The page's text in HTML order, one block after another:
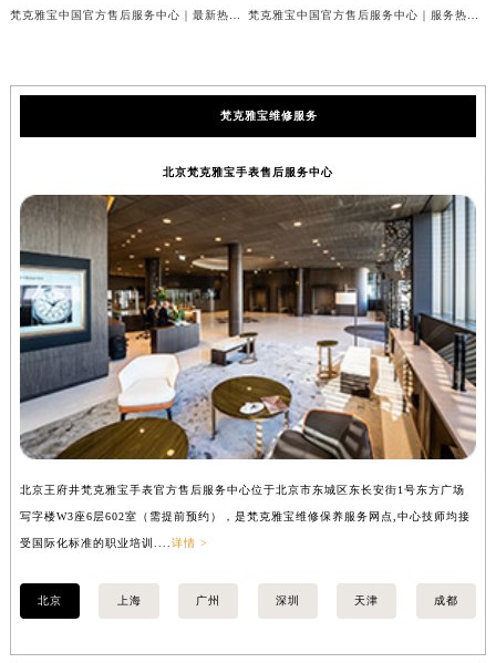
梵克雅宝维修服务
北京梵克雅宝手表售后服务中心
北京王府井梵克雅宝手表官方售后服务中心位于北京市东城区东长安街1号东方广场
写字楼W3座6层602室（需提前预约），是梵克雅宝维修保养服务网点,中心技师均接
受国际化标准的职业培训.... 详情 >
北京 上海 广州 深圳 天津 成都